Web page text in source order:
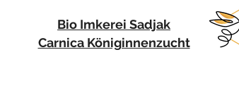
Bio Imkerei Sadjak
Carnica Königinnenzucht